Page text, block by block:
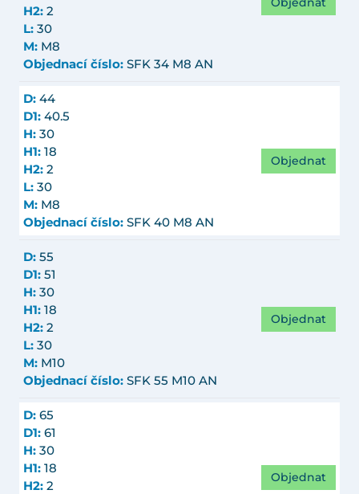
H2: 2
L: 30
M: M8
Objednací číslo: SFK 34 M8 AN
D: 44
D1: 40.5
H: 30
H1: 18
H2: 2
L: 30
M: M8
Objednací číslo: SFK 40 M8 AN
Objednat
D: 55
D1: 51
H: 30
H1: 18
H2: 2
L: 30
M: M10
Objednací číslo: SFK 55 M10 AN
Objednat
D: 65
D1: 61
H: 30
H1: 18
H2: 2
Objednat